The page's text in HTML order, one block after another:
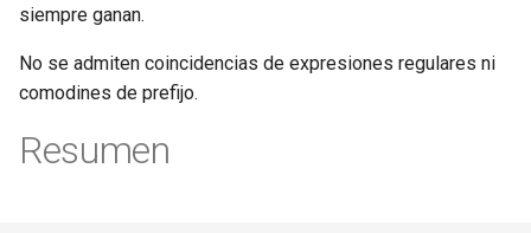
combined-upstreams
compression-normalize
siempre ganan.
No se admiten coincidencias de expresiones regulares ni
comodines de prefijo.
Resumen